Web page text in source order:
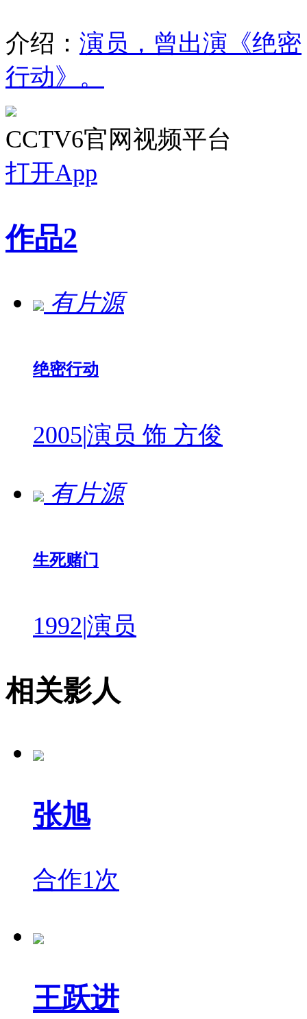
介绍： 演员，曾出演《绝密
行动》。
CCTV6官网视频平台
打开App
作品2
有片源
绝密行动
2005|演员 饰 方俊
有片源
生死赌门
1992|演员
相关影人
张旭
合作1次
王跃进